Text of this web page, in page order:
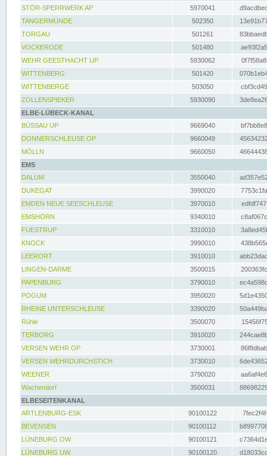
STÖR-SPERRWERK AP 5970041
TANGERMÜNDE
502350
TORGAU
501261
VOCKERODE
501480
WEHR GEESTHACHT UP
5930062
WITTENBERG
501420
WITTENBERGE
503050
ZOLLENSPIEKER
5930090
ELBE-LÜBECK-KANAL
BÜSSAU UP
9669040
DONNERSCHLEUSE OP
9660049
MÖLLN
9660050
EMS
DALUM
3550040
DUKEGAT
3990020
EMDEN NEUE SEESCHLEUSE
3970010
EMSHÖRN
9340010
FUESTRUP
3310010
KNOCK
3990010
LEERORT
3910010
LINGEN-DARME
3500015
PAPENBURG
3790010
POGUM
3950020
RHEINE UNTERSCHLEUSE
3390020
Rühle
3500070
TERBORG
3910020
VERSEN WEHR OP
3730001
VERSEN WEHRDURCHSTICH
3730010
WEENER
3790020
Wachendorf
3500031
ELBESEITENKANAL
ARTLENBURG-ESK
90100122
BEVENSEN
90100112
LÜNEBURG OW
90100121
LÜNEBURG UW
90100120